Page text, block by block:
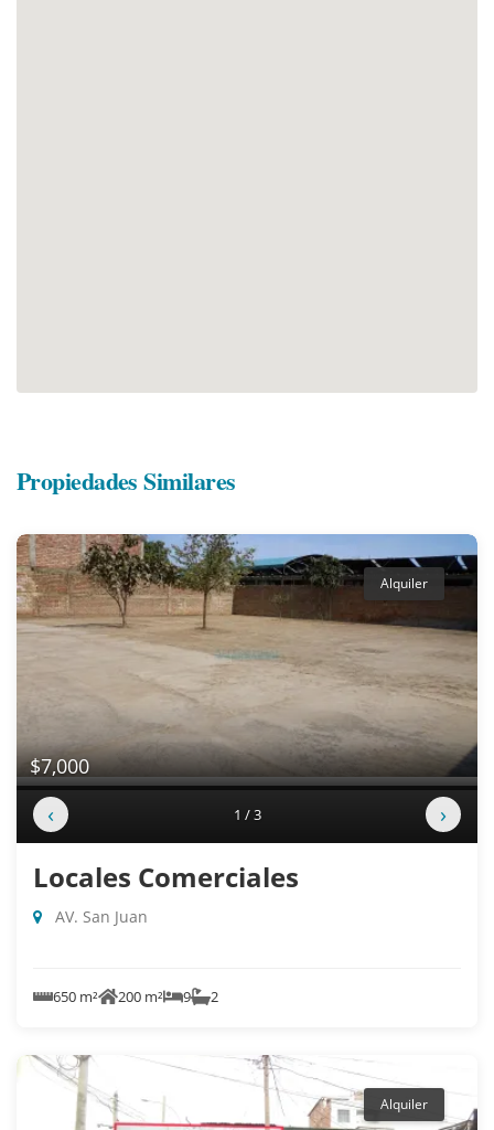
Propiedades Similares
Alquiler
$7,000
‹ 1 / 3 ›
Locales Comerciales
AV. San Juan
650 m² 200 m² 9 2
Alquiler